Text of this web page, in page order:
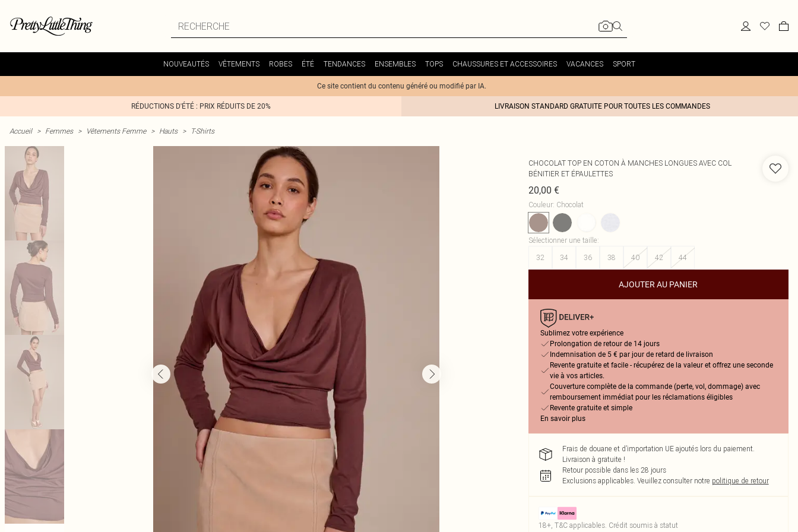
NOUVEAUTÉS VÊTEMENTS ROBES ÉTÉ TENDANCES ENSEMBLES TOPS CHAUSSURES ET ACCESSOIRES VACANCES SPORT
Ce site contient du contenu généré ou modifié par IA.
RÉDUCTIONS D'ÉTÉ : PRIX RÉDUITS DE 20% LIVRAISON STANDARD GRATUITE POUR TOUTES LES COMMANDES
Accueil > Femmes > Vêtements Femme > Hauts > T-Shirts
CHOCOLAT TOP EN COTON À MANCHES LONGUES AVEC COL
BÉNITIER ET ÉPAULETTES
20,00 €
Couleur: Chocolat
Sélectionner une taille:
32
34 36 38 40 42 44
AJOUTER AU PANIER
Sublimez votre expérience
Prolongation de retour de 14 jours
Indemnisation de 5 € par jour de retard de livraison
Revente gratuite et facile - récupérez de la valeur et offrez une seconde
vie à vos articles.
Couverture complète de la commande (perte, vol, dommage) avec
remboursement immédiat pour les réclamations éligibles
Revente gratuite et simple
En savoir plus
Frais de douane et d’importation UE ajoutés lors du paiement.
Livraison à gratuite !
Retour possible dans les 28 jours
Exclusions applicables. Veuillez consulter notre politique de retour
18+, T&C applicables. Crédit soumis à statut